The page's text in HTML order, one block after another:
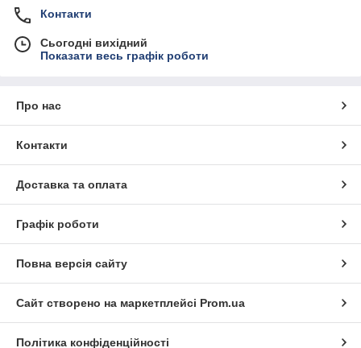
Контакти
Сьогодні вихідний
Показати весь графік роботи
Про нас
Контакти
Доставка та оплата
Графік роботи
Повна версія сайту
Сайт створено на маркетплейсі Prom.ua
Політика конфіденційності